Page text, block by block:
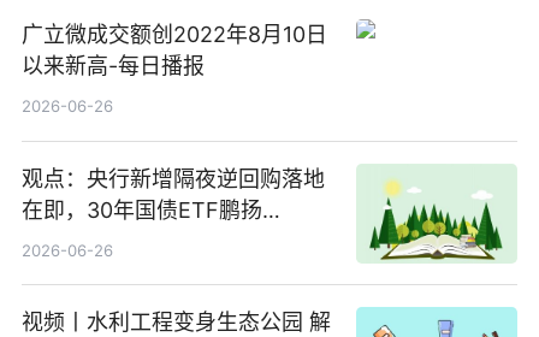
广立微成交额创2022年8月10日
以来新高-每日播报
2026-06-26
观点：央行新增隔夜逆回购落地
在即，30年国债ETF鹏扬
(511090) 盘中小幅上涨
2026-06-26
视频丨水利工程变身生态公园 解